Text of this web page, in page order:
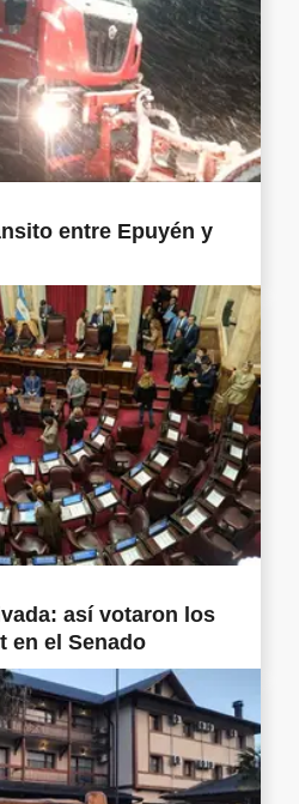
entre Epuyén y
así votaron los
en el Senado